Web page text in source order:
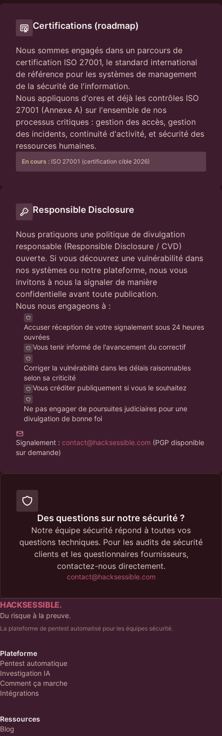
Certifications (roadmap)
Nous sommes engagés dans un parcours de
certification ISO 27001, le standard international
de référence pour les systèmes de management
de la sécurité de l'information.
Nous appliquons d'ores et déjà les contrôles ISO
27001 (Annexe A) sur l'ensemble de nos
processus critiques : gestion des accès, gestion
des incidents, continuité d'activité, et sécurité des
ressources humaines.
En cours : ISO 27001 (certification cible 2026)
Responsible Disclosure
Nous pratiquons une politique de divulgation
responsable (Responsible Disclosure / CVD)
ouverte. Si vous découvrez une vulnérabilité dans
nos systèmes ou notre plateforme, nous vous
invitons à nous la signaler de manière
confidentielle avant toute publication.
Nous nous engageons à :
Accuser réception de votre signalement sous 24 heures
ouvrées
Vous tenir informé de l'avancement du correctif
Corriger la vulnérabilité dans les délais raisonnables
selon sa criticité
Vous créditer publiquement si vous le souhaitez
Ne pas engager de poursuites judiciaires pour une
divulgation de bonne foi
Signalement : contact@hacksessible.com (PGP disponible
sur demande)
Des questions sur notre sécurité ?
Notre équipe sécurité répond à toutes vos
questions techniques. Pour les audits de sécurité
clients et les questionnaires fournisseurs,
contactez-nous directement.
contact@hacksessible.com
HACKSESSIBLE.
Du risque à la preuve.
La plateforme de pentest automatisé pour les équipes sécurité.
Plateforme
Pentest automatique
Investigation IA
Comment ça marche
Intégrations
Ressources
Blog